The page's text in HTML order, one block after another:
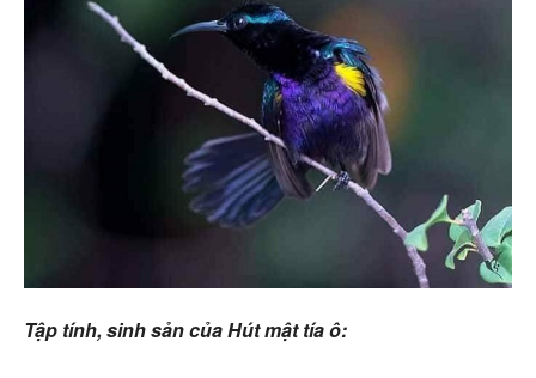
Tập tính, sinh sản của Hút mật tía ô: